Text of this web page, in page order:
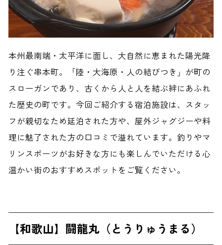
本州最南端・太平洋に面し、大自然に恵まれた陽光降
り注ぐ串本町。「陸・大海原・人の結びつき」が町の
スローガンであり、古くから人と人を結ぶ絆にあふれ
た歴史の町です。今回ご紹介する宿泊施設は、スタッ
フが親切なため延泊された方や、屋外ジャグジーや料
理に魅了された方の口コミで溢れています。釣りやマ
リンスポーツがお好きな方にも楽しんでいただける心
温かい街のおすすめスポットをご覧ください。
【和歌山】闘龍丸（とうりゅうまる）